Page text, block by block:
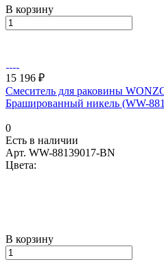
В корзину
15 196 ₽
Смеситель для раковины
Брашированный никель (WW-
0
Есть в наличии
Арт. WW-88139017-BN
Цвета:
В корзину